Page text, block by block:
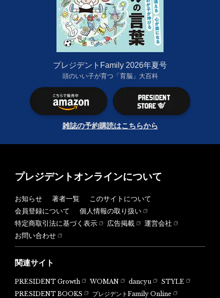
プレジデントFamily 2026年夏号
頭のいい子が育つ「育脳」大百科
雑誌の予約購読はこちらから
プレジデントオンラインについて
お知らせ 著者一覧
このサイトについて
会員登録について
個人情報の取り扱い
特定商取引法に基づく表示
広告掲載
運営会社
お問い合わせ
関連サイト
PRESIDENT Growth WOMAN dancyu
STYLE
PRESIDENT BOOKS
プレジデントFamily Online